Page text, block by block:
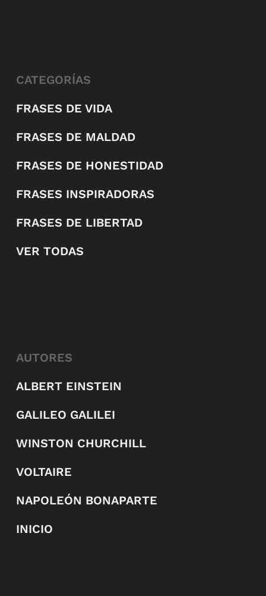
CATEGORÍAS
FRASES DE VIDA
FRASES DE MALDAD
FRASES DE HONESTIDAD
FRASES INSPIRADORAS
FRASES DE LIBERTAD
VER TODAS
AUTORES
ALBERT EINSTEIN
GALILEO GALILEI
WINSTON CHURCHILL
VOLTAIRE
NAPOLEÓN BONAPARTE
INICIO